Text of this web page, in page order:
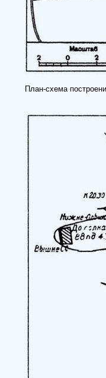
План-схема